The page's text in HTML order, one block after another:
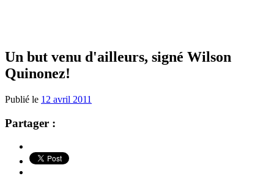
Un but venu d'ailleurs, signé Wilson
Quinonez!
Publié le 12 avril 2011
Partager :